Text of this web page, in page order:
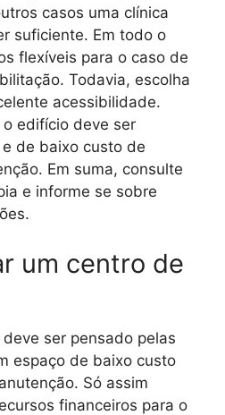
casos uma clínica
suficiente. Em todo o
flexíveis para o caso de
Todavia, escolha
acessibilidade.
edifício deve ser
de baixo custo de
Em suma, consulte
e informe se sobre
um centro de
ser pensado pelas
espaço de baixo custo
Só assim
financeiros para o